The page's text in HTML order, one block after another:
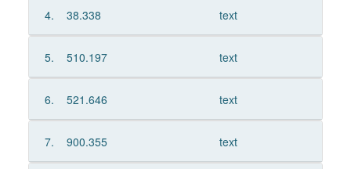
4. 38.338 text
5. 510.197 text
6. 521.646 text
7. 900.355 text